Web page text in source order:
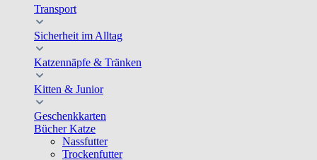
Transport
Sicherheit im Alltag
Katzennäpfe & Tränken
Kitten & Junior
Geschenkkarten
Bücher Katze
Nassfutter
Trockenfutter